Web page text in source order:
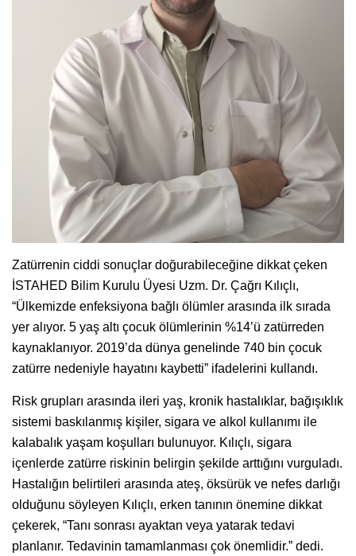
Zatürrenin ciddi sonuçlar doğurabileceğine dikkat çeken
İSTAHED Bilim Kurulu Üyesi Uzm. Dr. Çağrı Kılıçlı,
“Ülkemizde enfeksiyona bağlı ölümler arasında ilk sırada
yer alıyor. 5 yaş altı çocuk ölümlerinin %14’ü zatürreden
kaynaklanıyor. 2019’da dünya genelinde 740 bin çocuk
zatürre nedeniyle hayatını kaybetti” ifadelerini kullandı.
Risk grupları arasında ileri yaş, kronik hastalıklar, bağışıklık
sistemi baskılanmış kişiler, sigara ve alkol kullanımı ile
kalabalık yaşam koşulları bulunuyor. Kılıçlı, sigara
içenlerde zatürre riskinin belirgin şekilde arttığını vurguladı.
Hastalığın belirtileri arasında ateş, öksürük ve nefes darlığı
olduğunu söyleyen Kılıçlı, erken tanının önemine dikkat
çekerek, “Tanı sonrası ayaktan veya yatarak tedavi
planlanır. Tedavinin tamamlanması çok önemlidir.” dedi.